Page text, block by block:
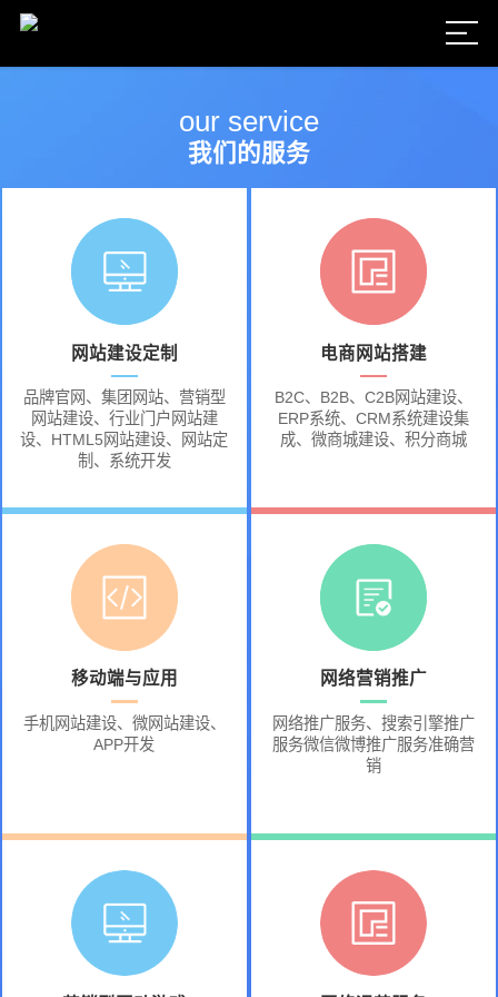
our service
我们的服务
网站建设定制
品牌官网、集团网站、营销型
网站建设、行业门户网站建
设、HTML5网站建设、网站定
制、系统开发
电商网站搭建
B2C、B2B、C2B网站建设、
ERP系统、CRM系统建设集
成、微商城建设、积分商城
移动端与应用
手机网站建设、微网站建设、
APP开发
网络营销推广
网络推广服务、搜索引擎推广
服务微信微博推广服务准确营
销